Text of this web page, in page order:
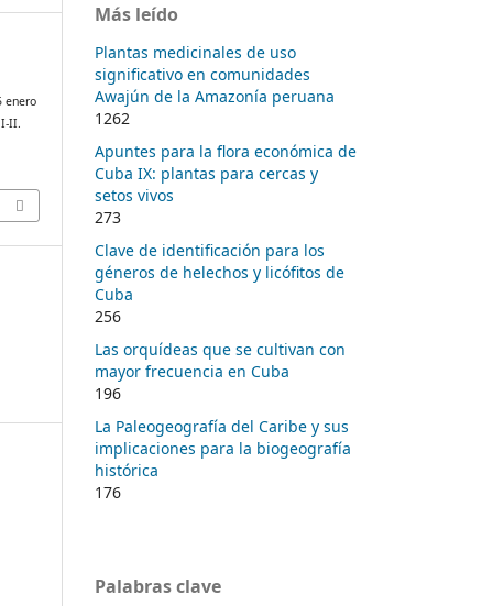
enero
II.
Más leído
Plantas medicinales de uso
significativo en comunidades
Awajún de la Amazonía peruana
1262
Apuntes para la flora económica de
Cuba IX: plantas para cercas y
setos vivos
273
Clave de identificación para los
géneros de helechos y licófitos de
Cuba
256
Las orquídeas que se cultivan con
mayor frecuencia en Cuba
196
La Paleogeografía del Caribe y sus
implicaciones para la biogeografía
histórica
176
Palabras clave